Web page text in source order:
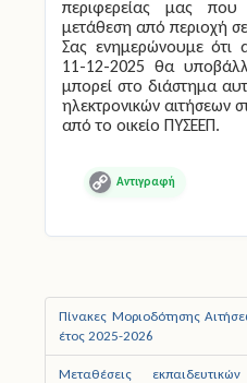
περιφερείας μας
μετάθεση από περιοχή
Σας ενημερώνουμε ότι
11-12-2025 θα
μπορεί στο διάστημα
ηλεκτρονικών αιτήσεων
από το οικείο ΠΥΣΕΕΠ.
Copy
Πίνακες Μοριοδότησης
έτος 2025-2026
Μεταθέσεις